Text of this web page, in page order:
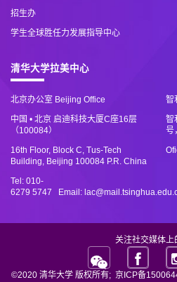
招生办
学生全球胜任力发展指导中心
清华大学拉美中心
北京办公室 Beijing Office
中国 • 北京 启迪科技大厦C座16层
（100084）
16th Floor, Block C, Tus-Tech
Building, Beijing 100084 P.R. China
Tel: 010-
6279 5747 Email:
智
智
号
关注社交媒体上
©2020 清华大学 版权所有; 京ICP备